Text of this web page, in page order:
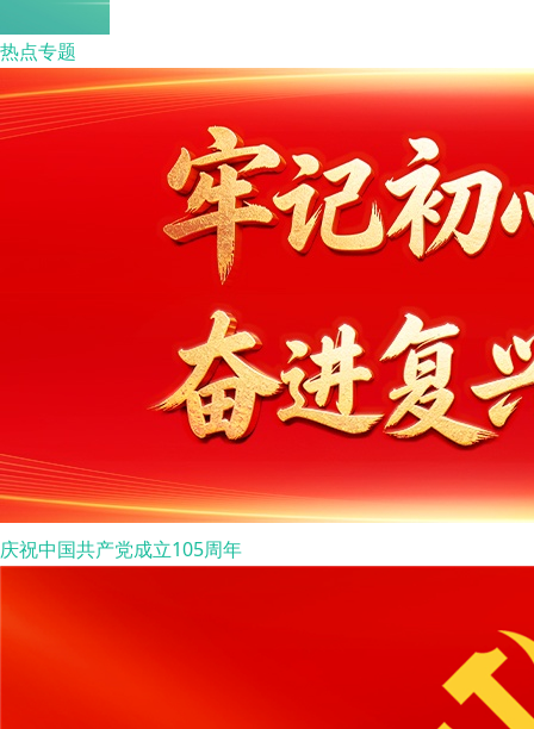
热点专题
庆祝中国共产党成立105周年